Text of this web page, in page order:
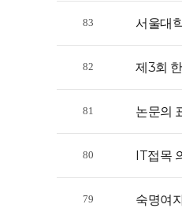
83 서울대
82 제3회
81 논문의
80 IT접목
79 숙명여